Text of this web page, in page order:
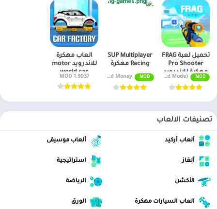
تحميل لعبة FRAG
Pro Shooter
مهكرة للاندرويد
MOD
v3.23.0 MOD APK (Unlimited Money, God Mode)
SUP Multiplayer
Racing مهكرة
MOD
v2.3.8 Unlimited Money
العاب مهكرة
للاندرويد motor
world car
1.9037 MOD
تصنيفات الالعاب
ألعاب أركيد ألعاب موسيقى
ألغاز استراتيجية
الأكشن الرياضة
العاب السيارات مهكرة الورق